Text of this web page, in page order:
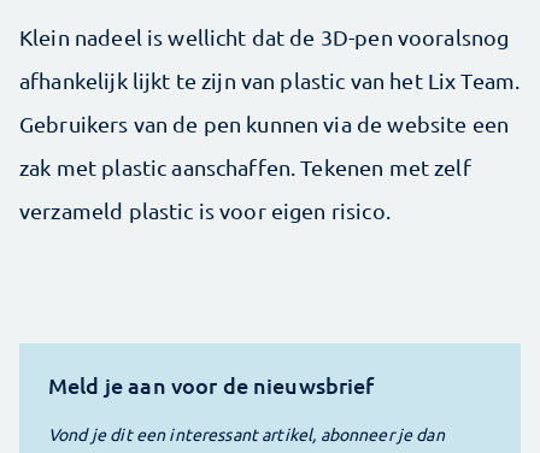
Klein nadeel is wellicht dat de 3D-pen vooralsnog
afhankelijk lijkt te zijn van plastic van het Lix Team.
Gebruikers van de pen kunnen via de website een
zak met plastic aanschaffen. Tekenen met zelf
verzameld plastic is voor eigen risico.
Meld je aan voor de nieuwsbrief
Vond je dit een interessant artikel, abonneer je dan